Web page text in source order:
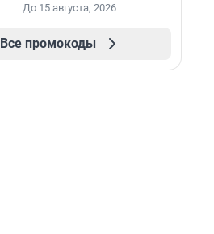
До 15 августа, 2026
Все промокоды